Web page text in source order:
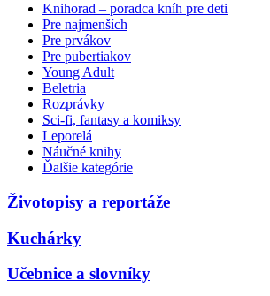
Knihorad – poradca kníh pre deti
Pre najmenších
Pre prvákov
Pre pubertiakov
Young Adult
Beletria
Rozprávky
Sci-fi, fantasy a komiksy
Leporelá
Náučné knihy
Ďalšie kategórie
Životopisy a reportáže
Kuchárky
Učebnice a slovníky